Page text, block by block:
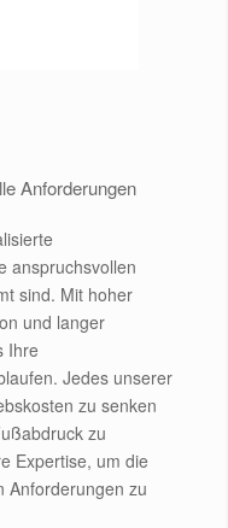
Anforderungen
anspruchsvollen
sind. Mit hoher
und langer
Ihre
Jedes unserer
zu senken
zu
Expertise, um die
Anforderungen zu